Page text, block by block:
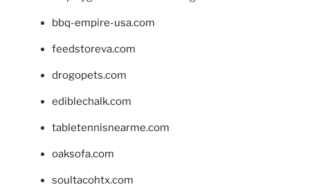
bbq-empire-usa.com
feedstoreva.com
drogopets.com
ediblechalk.com
tabletennisnearme.com
oaksofa.com
soultacohtx.com